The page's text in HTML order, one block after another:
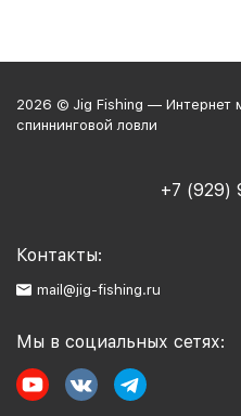
2026 © Jig Fishing — Интернет
спиннинговой ловли
+7 (929)
Контакты:
mail@jig-fishing.ru
Мы в социальных сетях: